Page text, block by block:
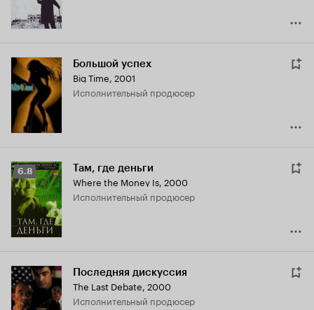
Большой успех
Big Time, 2001
исполнительный продюсер
Рейтинг
Кинопоиска
6.8
6.8 Там, где деньги
Where the Money Is, 2000
исполнительный продюсер
Последняя дискуссия
The Last Debate, 2000
исполнительный продюсер